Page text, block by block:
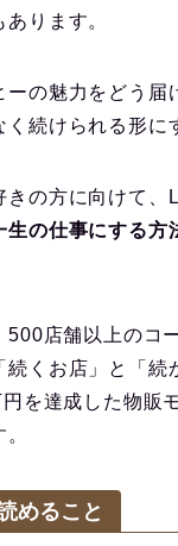
ります。
ーの魅力をどう届
続けられる形に
きの方に向けて、
生の仕事にする方
500店舗以上のコ
続くお店」と「続
を達成した物販
めること